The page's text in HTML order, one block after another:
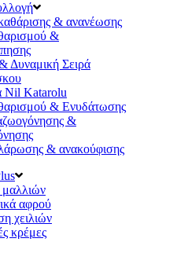
& ανανέωσης
&
Δυναμική Σειρά
Nil Katarolu
& Ενυδάτωσης
&
& ανακούφισης
μαλλιών
αφρού
χειλιών
κρέμες